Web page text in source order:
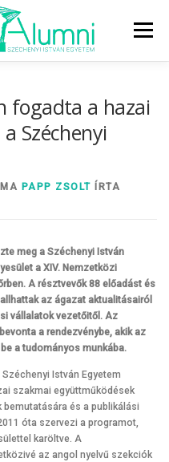
Menü
fogadta a hazai
Széchenyi
PAPP ZSOLT ÍRTA
meg a Széchenyi István
a XIV. Nemzetközi
A résztvevők 88 előadást és
az ágazat aktualitásairól
vállalatok vezetőitől. Az
a rendezvénybe, akik az
a tudományos munkába.
István Egyetem
szakmai együttműködések
és a publikálási
óta szervezi a programot,
karöltve. A
az angol nyelvű szekciók